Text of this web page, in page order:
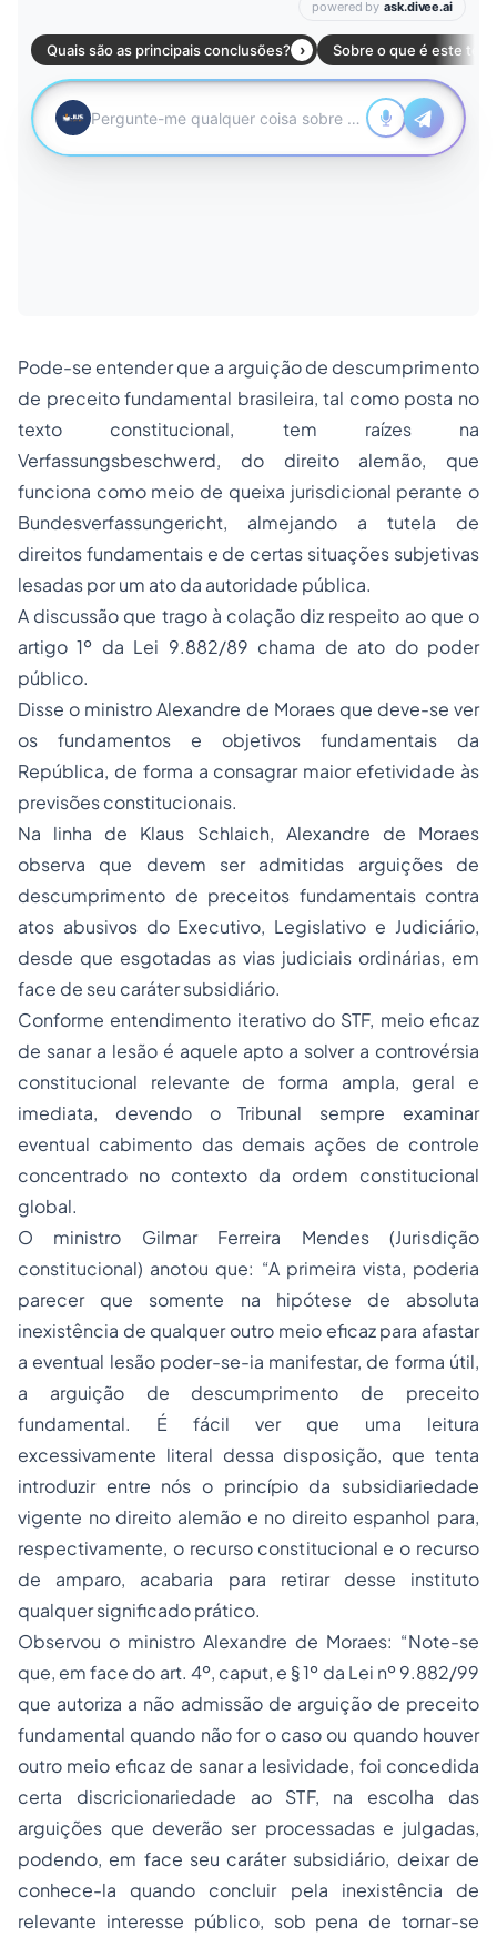
Pode-se entender que a arguição de descumprimento
de preceito fundamental brasileira, tal como posta no
texto constitucional, tem raízes na
Verfassungsbeschwerd, do direito alemão, que
funciona como meio de queixa jurisdicional perante o
Bundesverfassungericht, almejando a tutela de
direitos fundamentais e de certas situações subjetivas
lesadas por um ato da autoridade pública.
A discussão que trago à colação diz respeito ao que o
artigo 1º da Lei 9.882/89 chama de ato do poder
público.
Disse o ministro Alexandre de Moraes que deve-se ver
os fundamentos e objetivos fundamentais da
República, de forma a consagrar maior efetividade às
previsões constitucionais.
Na linha de Klaus Schlaich, Alexandre de Moraes
observa que devem ser admitidas arguições de
descumprimento de preceitos fundamentais contra
atos abusivos do Executivo, Legislativo e Judiciário,
desde que esgotadas as vias judiciais ordinárias, em
face de seu caráter subsidiário.
Conforme entendimento iterativo do STF, meio eficaz
de sanar a lesão é aquele apto a solver a controvérsia
constitucional relevante de forma ampla, geral e
imediata, devendo o Tribunal sempre examinar
eventual cabimento das demais ações de controle
concentrado no contexto da ordem constitucional
global.
O ministro Gilmar Ferreira Mendes (Jurisdição
constitucional) anotou que: “A primeira vista, poderia
parecer que somente na hipótese de absoluta
inexistência de qualquer outro meio eficaz para afastar
a eventual lesão poder-se-ia manifestar, de forma útil,
a arguição de descumprimento de preceito
fundamental. É fácil ver que uma leitura
excessivamente literal dessa disposição, que tenta
introduzir entre nós o princípio da subsidiariedade
vigente no direito alemão e no direito espanhol para,
respectivamente, o recurso constitucional e o recurso
de amparo, acabaria para retirar desse instituto
qualquer significado prático.
Observou o ministro Alexandre de Moraes: “Note-se
que, em face do art. 4º, caput, e § 1º da Lei nº 9.882/99
que autoriza a não admissão de arguição de preceito
fundamental quando não for o caso ou quando houver
outro meio eficaz de sanar a lesividade, foi concedida
certa discricionariedade ao STF, na escolha das
arguições que deverão ser processadas e julgadas,
podendo, em face seu caráter subsidiário, deixar de
conhece-la quando concluir pela inexistência de
relevante interesse público, sob pena de tornar-se